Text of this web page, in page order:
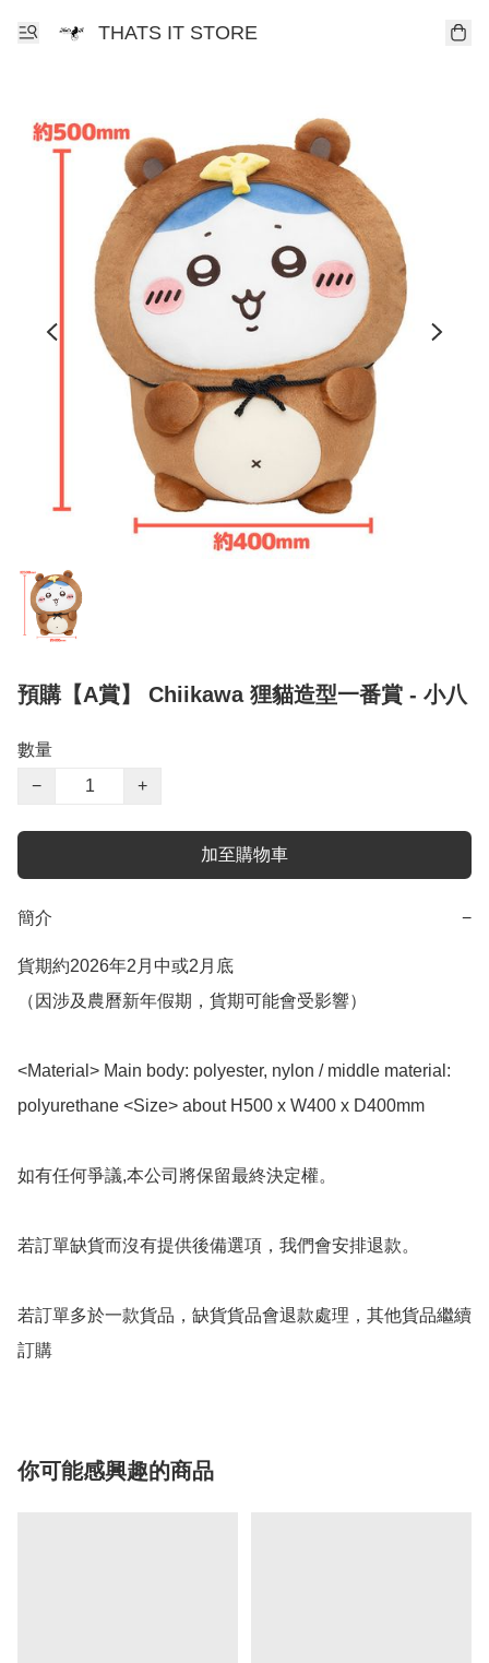
THATS IT STORE
預購【A賞】 Chiikawa 狸貓造型一番賞 - 小八
數量
−
+
加至購物車
簡介 −
貨期約2026年2月中或2月底
（因涉及農曆新年假期，貨期可能會受影響）
<Material> Main body: polyester, nylon / middle material:
polyurethane <Size> about H500 x W400 x D400mm
如有任何爭議,本公司將保留最終決定權。
若訂單缺貨而沒有提供後備選項，我們會安排退款。
若訂單多於一款貨品，缺貨貨品會退款處理，其他貨品繼續
你可能感興趣的商品